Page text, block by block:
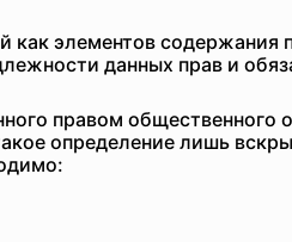
как элементов содержания
данных прав и
правом общественного
определение лишь